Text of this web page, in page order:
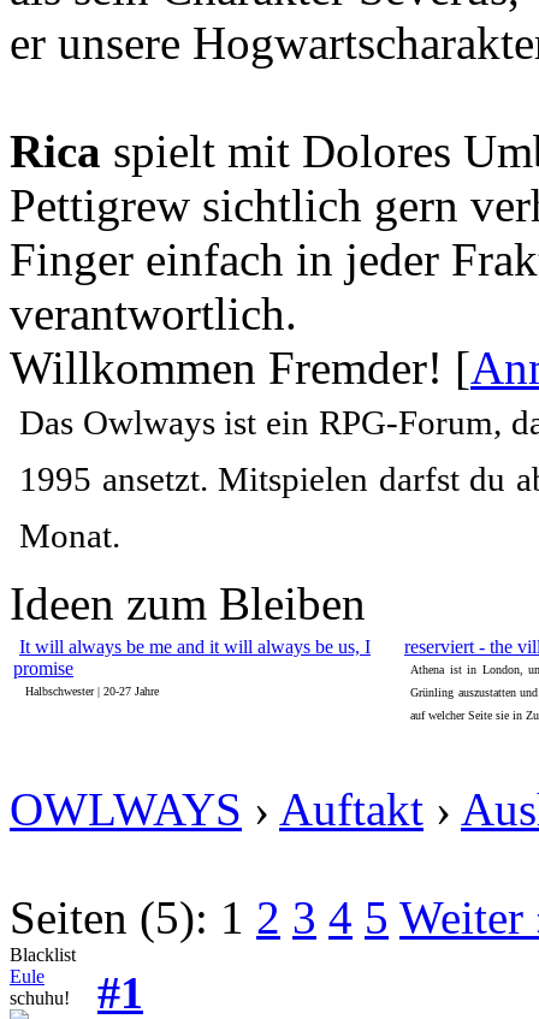
er unsere
Rica spielt mit Dolores
Pettigrew sichtlich gern
Finger einfach in jeder
verantwortlich.
Willkommen Fremder! [
Das Owlways ist ein RPG-Forum,
1995 ansetzt. Mitspielen darfst du
Monat.
Ideen zum Bleiben
It will always be me and it will always be us, I
promise
Halbschwester | 20-27 Jahre
reserviert - the
Athena ist in London,
Grünling auszustatten
auf welcher Seite sie in
OWLWAYS › Auftakt ›
Seiten (5): 1 2 3 4 5 Weiter
Blacklist
Eule
schuhu!
#1